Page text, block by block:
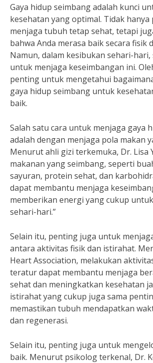
Gaya hidup seimbang adalah kunci
kesehatan yang optimal. Tidak
menjaga tubuh tetap sehat, tetapi
bahwa Anda merasa baik secara fisik
Namun, dalam kesibukan sehari-
untuk menjaga keseimbangan ini.
penting untuk mengetahui
gaya hidup seimbang untuk
baik.
Salah satu cara untuk menjaga gaya
adalah dengan menjaga pola makan
Menurut ahli gizi terkemuka, Dr. Lisa
makanan yang seimbang, seperti
sayuran, protein sehat, dan
dapat membantu menjaga
memberikan energi yang cukup
sehari-hari.”
Selain itu, penting juga untuk
antara aktivitas fisik dan istirahat.
Heart Association, melakukan
teratur dapat membantu menjaga
sehat dan meningkatkan kesehatan
istirahat yang cukup juga sama
memastikan tubuh mendapatkan
dan regenerasi.
Selain itu, penting juga untuk
baik. Menurut psikolog terkenal, Dr.